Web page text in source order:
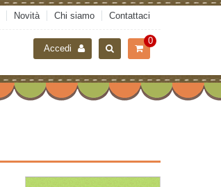
Novità Chi siamo Contattaci
0
Accedi